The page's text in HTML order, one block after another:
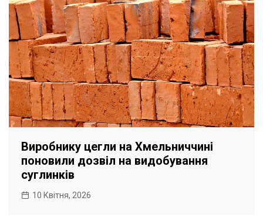
Виробнику цегли на Хмельниччині
поновили дозвіл на видобування
суглинків
10 Квітня, 2026